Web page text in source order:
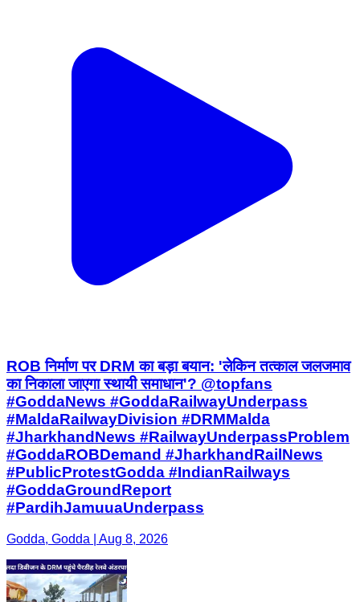
ROB निर्माण पर DRM का बड़ा बयान: 'लेकिन तत्काल जलजमाव
का निकाला जाएगा स्थायी समाधान'? @topfans
#GoddaNews #GoddaRailwayUnderpass
#MaldaRailwayDivision #DRMMalda
#JharkhandNews #RailwayUnderpassProblem
#GoddaROBDemand #JharkhandRailNews
#PublicProtestGodda #IndianRailways
#GoddaGroundReport
#PardihJamuuaUnderpass
Godda, Godda | Aug 8, 2026